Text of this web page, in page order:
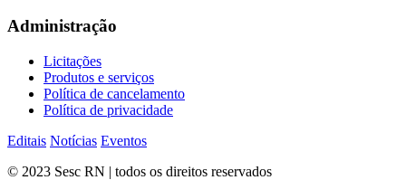
Administração
Licitações
Produtos e serviços
Política de cancelamento
Política de privacidade
Editais Notícias Eventos
© 2023 Sesc RN | todos os direitos reservados